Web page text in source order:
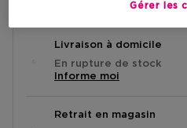
Livraison à domicile
En rupture de stock
Informe moi
Retrait en magasin
Gérer les